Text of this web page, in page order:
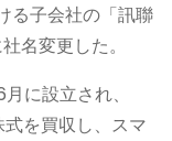
る子会社の「訊聯
名変更した。
に設立され、
を買収し、スマ